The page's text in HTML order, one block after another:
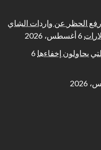
رفع الحظر عن واردات الشاي
6 أغسطس، 2026
يحاولون إخفاءها 6